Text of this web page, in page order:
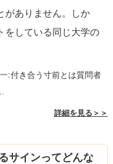
がありません。しか
をしている同じ大学の
:付き合う寸前とは質問者
詳細を見る＞＞
サインってどんな